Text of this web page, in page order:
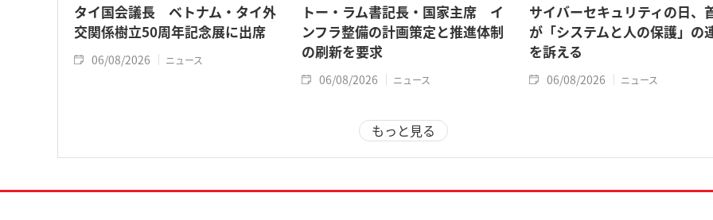
タイ国会議長 ベトナム・タイ外
交関係樹立50周年記念展に出席
06/08/2026 ニュース
トー・ラム書記長・国家主席 イ
ンフラ整備の計画策定と推進体制
の刷新を要求
06/08/2026 ニュース
サイバーセキュリティの日、
が「システムと人の保護」の
を訴える
06/08/2026 ニュース
もっと見る